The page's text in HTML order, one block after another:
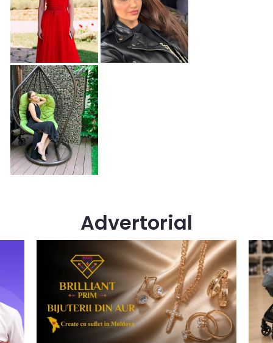
Advertorial